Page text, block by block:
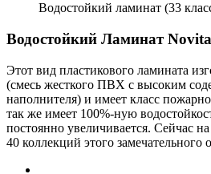
Водостойкий ламинат (33
Водостойкий Ламинат
Этот вид пластикового ламината
(смесь жесткого ПВХ с высоким
наполнителя) и имеет класс
так же имеет 100%-ную
постоянно увеличивается. Сейчас
40 коллекций этого замечательного